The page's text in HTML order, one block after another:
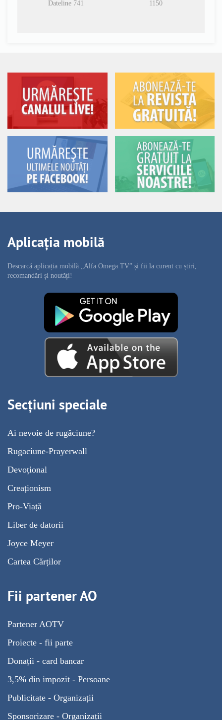
Dateline 741 1150
Aplicația mobilă
Descarcă aplicația mobilă „Alfa Omega TV” și fii la curent cu știri,
recomandări și noutăți!
Secțiuni speciale
Ai nevoie de rugăciune?
Rugaciune-Prayerwall
Devoțional
Creaționism
Pro-Viață
Liber de datorii
Joyce Meyer
Cartea Cărților
Fii partener AO
Partener AOTV
Proiecte - fii parte
Donații - card bancar
3,5% din impozit - Persoane
Publicitate - Organizații
Sponsorizare - Organizații